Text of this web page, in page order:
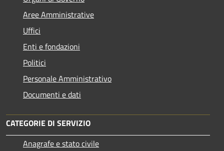
Aree Amministrative
Uffici
Enti e fondazioni
Politici
Personale Amministrativo
Documenti e dati
CATEGORIE DI SERVIZIO
Anagrafe e stato civile